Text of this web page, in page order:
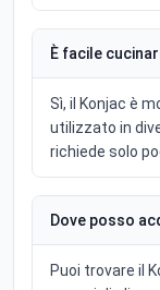
È facile
Sì, il Konjac è
utilizzato in
richiede solo
Dove posso
Puoi trovare il